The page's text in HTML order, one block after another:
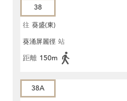
38
往 葵盛(東)
葵涌屏麗徑 站
距離 150m
38A